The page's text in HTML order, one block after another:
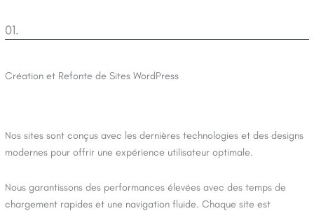
01.
Création et Refonte de Sites WordPress
Nos sites sont conçus avec les dernières technologies et des designs
modernes pour offrir une expérience utilisateur optimale.
Nous garantissons des performances élevées avec des temps de
chargement rapides et une navigation fluide. Chaque site est